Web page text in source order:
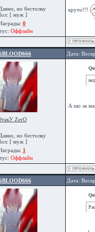
но бестолку
[ муж ]
0
Оффлайн
круто!!!
Дата:
ZerO
но бестолку
[ муж ]
1
Оффлайн
А шо за
Дата: